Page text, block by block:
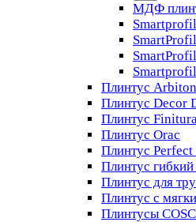
МДФ
Плинтус
Плинтус Decor
Плинтус
Плинтус Orac
Плинтус
Плинтус гибкий
Плинтус для
Плинтус с
Плинтусы